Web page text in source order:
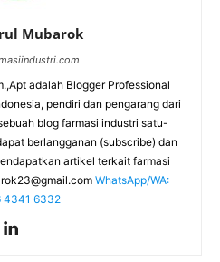
Mubarok
adalah Blogger Professional
pendiri dan pengarang dari
blog farmasi industri satu-
berlangganan (subscribe) dan
artikel terkait farmasi
WhatsApp/WA:
4341 6332